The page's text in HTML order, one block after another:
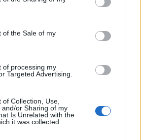
to Google and its third-party tags to
specified purposes in below Google
of the Sale of my
of processing my
Targeted Advertising.
Collection, Use,
and/or Sharing of my
Is Unrelated with the
it was collected.
1 (@F1)
2026
το Grand Prix